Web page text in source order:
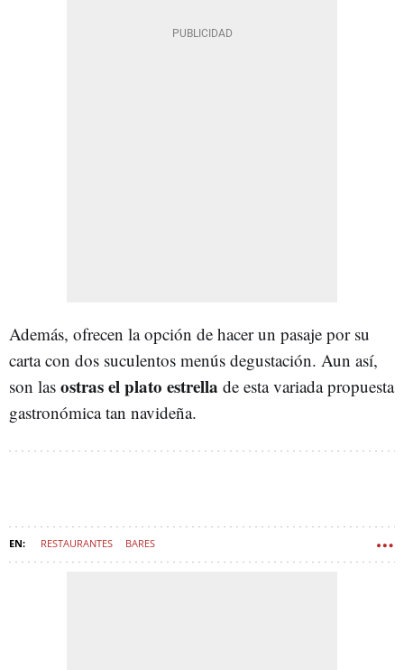
Además, ofrecen la opción de hacer un pasaje por su
carta con dos suculentos menús degustación. Aun así,
son las ostras el plato estrella de esta variada propuesta
gastronómica tan navideña.
RESTAURANTES BARES